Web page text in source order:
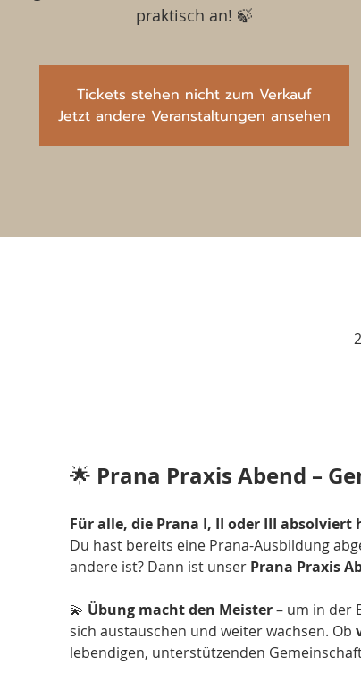
praktisch an! 🍃
Tickets stehen nicht zum Verkauf
Jetzt andere Veranstaltungen ansehen
🌟 Prana Praxis Abend –
Für alle, die Prana I, II oder III absolviert
Du hast bereits eine Prana-Ausbildung
andere ist? Dann ist unser Prana Praxis
💫 Übung macht den Meister – um in der
sich austauschen und weiter wachsen. Ob
lebendigen, unterstützenden